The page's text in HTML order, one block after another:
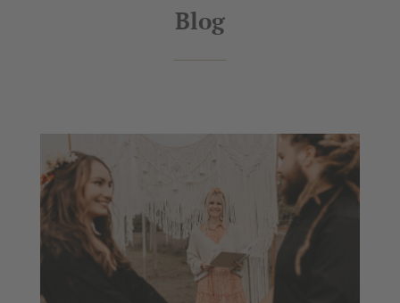
Blog